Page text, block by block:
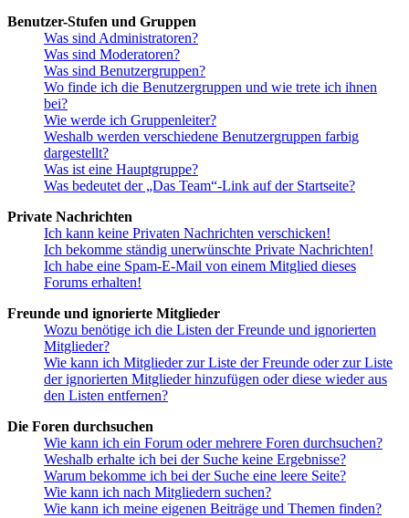
Benutzer-Stufen und Gruppen
Was sind Administratoren?
Was sind Moderatoren?
Was sind Benutzergruppen?
Wo finde ich die Benutzergruppen und wie trete ich ihnen
bei?
Wie werde ich Gruppenleiter?
Weshalb werden verschiedene Benutzergruppen farbig
dargestellt?
Was ist eine Hauptgruppe?
Was bedeutet der „Das Team“-Link auf der Startseite?
Private Nachrichten
Ich kann keine Privaten Nachrichten verschicken!
Ich bekomme ständig unerwünschte Private Nachrichten!
Ich habe eine Spam-E-Mail von einem Mitglied dieses
Forums erhalten!
Freunde und ignorierte Mitglieder
Wozu benötige ich die Listen der Freunde und ignorierten
Mitglieder?
Wie kann ich Mitglieder zur Liste der Freunde oder zur Liste
der ignorierten Mitglieder hinzufügen oder diese wieder aus
den Listen entfernen?
Die Foren durchsuchen
Wie kann ich ein Forum oder mehrere Foren durchsuchen?
Weshalb erhalte ich bei der Suche keine Ergebnisse?
Warum bekomme ich bei der Suche eine leere Seite?
Wie kann ich nach Mitgliedern suchen?
Wie kann ich meine eigenen Beiträge und Themen finden?